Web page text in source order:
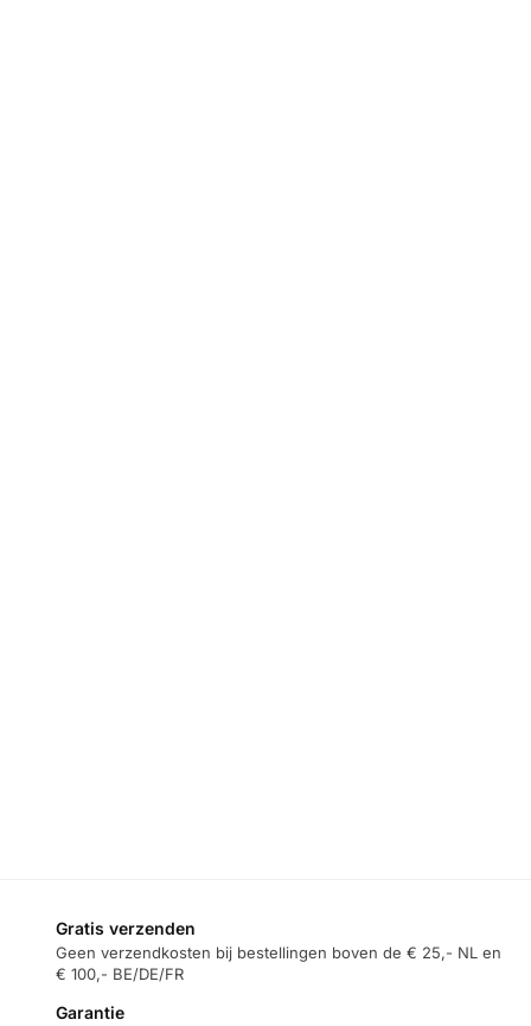
Gratis verzenden
Geen verzendkosten bij bestellingen boven de € 25,- NL en
€ 100,- BE/DE/FR
Garantie